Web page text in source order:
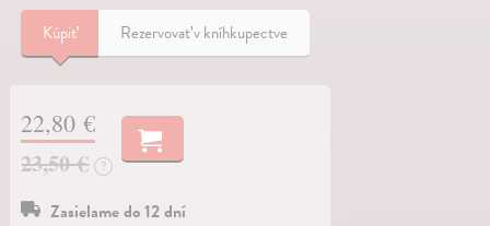
Kúpiť Rezervovať v kníhkupectve
22,80 €
23,50 €
?
Zasielame do 12 dní